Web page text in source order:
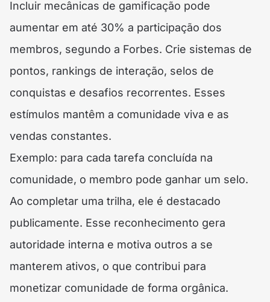
Incluir mecânicas de gamificação pode
aumentar em até 30% a participação dos
membros, segundo a Forbes. Crie sistemas de
pontos, rankings de interação, selos de
conquistas e desafios recorrentes. Esses
estímulos mantêm a comunidade viva e as
vendas constantes.
Exemplo: para cada tarefa concluída na
comunidade, o membro pode ganhar um selo.
Ao completar uma trilha, ele é destacado
publicamente. Esse reconhecimento gera
autoridade interna e motiva outros a se
manterem ativos, o que contribui para
monetizar comunidade de forma orgânica.